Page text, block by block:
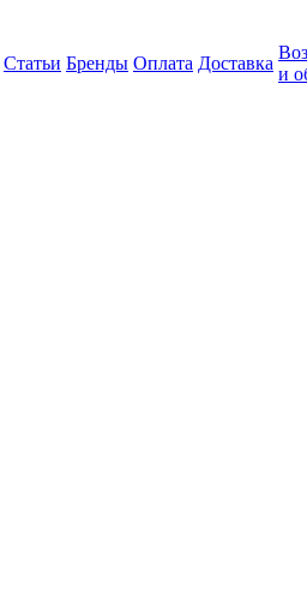
Статьи Бренды Оплата Доставка
и